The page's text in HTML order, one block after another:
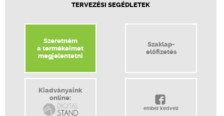
TERVEZÉSI SEGÉDLETEK
Szeretném
a termékeimet
megjelentetni
Szaklap-
előfizetés
Kiadványaink
online:
ember kedveli